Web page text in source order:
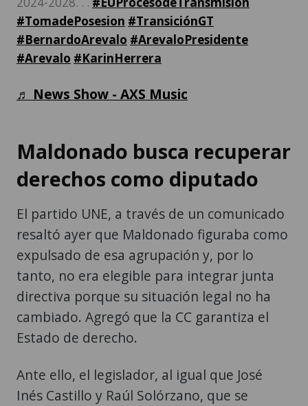
#TomadePosesion #TransiciónGT
#BernardoArevalo #ArevaloPresidente
#Arevalo #KarinHerrera
♬ News Show - AXS Music
Maldonado busca recuperar
derechos como diputado
El partido UNE, a través de un comunicado
resaltó ayer que Maldonado figuraba como
expulsado de esa agrupación y, por lo
tanto, no era elegible para integrar junta
directiva porque su situación legal no ha
cambiado. Agregó que la CC garantiza el
Estado de derecho.
Ante ello, el legislador, al igual que José
Inés Castillo y Raúl Solórzano, que se